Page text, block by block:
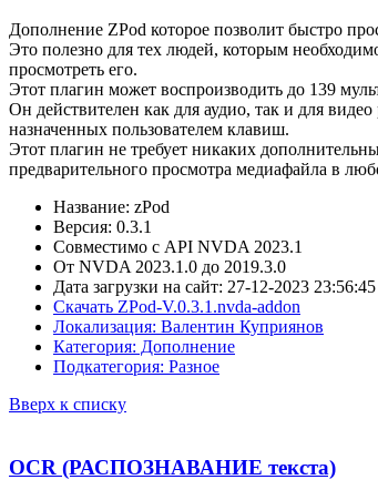
Дополнение ZPod которое позволит быстро
Это полезно для тех людей, которым
просмотреть его.
Этот плагин может воспроизводить до 139
Он действителен как для аудио, так и для
назначенных пользователем клавиш.
Этот плагин не требует никаких
предварительного просмотра медиафайла в
Название: zPod
Версия: 0.3.1
Совместимо с API NVDA 2023.1
От NVDA 2023.1.0 до 2019.3.0
Дата загрузки на сайт: 27-12-2023 23:56:45
Скачать ZPod-V.0.3.1.nvda-addon
Локализация: Валентин Куприянов
Категория: Дополнение
Подкатегория: Разное
Вверх к списку
OCR (РАСПОЗНАВАНИЕ текста)